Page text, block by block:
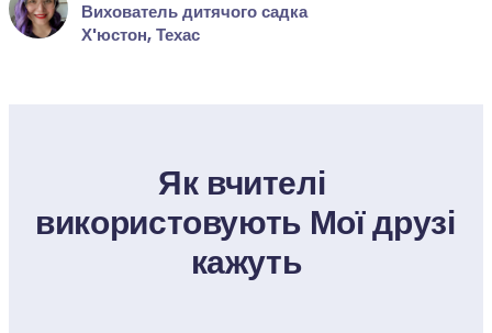
Вихователь дитячого садка
Х'юстон, Техас
Як вчителі
використовують Мої друзі
кажуть